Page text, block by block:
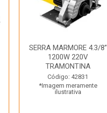
SERRA MARMORE 4.3/8”
1200W 220V
TRAMONTINA
Código: 42831
*Imagem meramente
ilustrativa